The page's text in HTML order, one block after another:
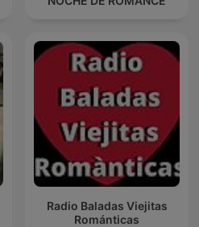
Radio Baladas Viejitas
Románticas